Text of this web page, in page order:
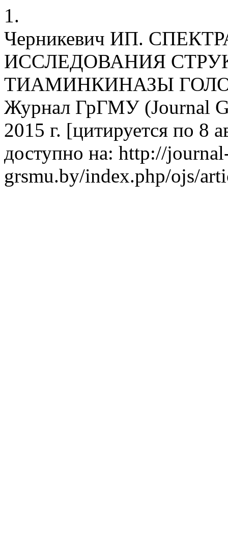
1.
Черникевич ИП.
ИССЛЕДОВАНИЯ
ТИАМИНКИНАЗЫ
Журнал ГрГМУ (Journal
2015 г. [цитируется по 8
доступно на: http://
grsmu.by/index.php/ojs/